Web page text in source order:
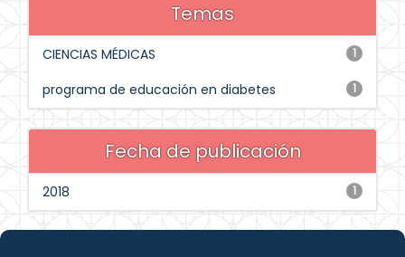
Temas
1
CIENCIAS MÉDICAS
1
programa de educación en diabetes
Fecha de publicación
1
2018